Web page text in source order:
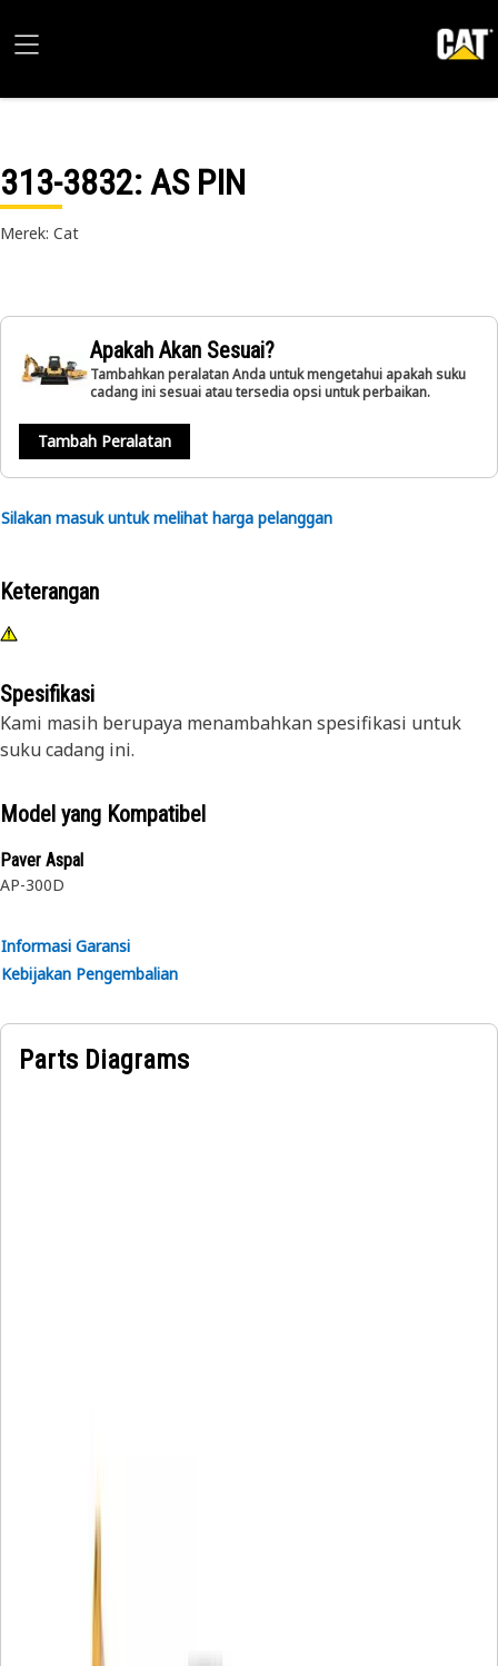
313-3832: AS PIN
Merek: Cat
Apakah Akan Sesuai?
Tambahkan peralatan Anda untuk mengetahui apakah suku
cadang ini sesuai atau tersedia opsi untuk perbaikan.
Tambah Peralatan
Silakan masuk untuk melihat harga pelanggan
Keterangan
Spesifikasi
Kami masih berupaya menambahkan spesifikasi untuk
suku cadang ini.
Model yang Kompatibel
Paver Aspal
AP-300D
Informasi Garansi
Kebijakan Pengembalian
Parts Diagrams